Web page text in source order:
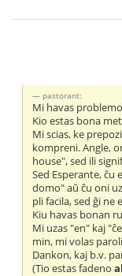
pastorant:
Mi havas
Kio estas bona
Mi scias, ke
kompreni. Angle,
house", sed ili
Sed Esperante, ĉu
domo" aŭ ĉu oni
pli facila, sed ĝi ne
Kiu havas bonan
Mi uzas "en" kaj
min, mi volas
Dankon, kaj b.v.
(Tio estas fadeno